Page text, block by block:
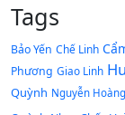
Tags
Bảo Yến Chế Linh
Phương Giao Linh
Quỳnh Nguyễn